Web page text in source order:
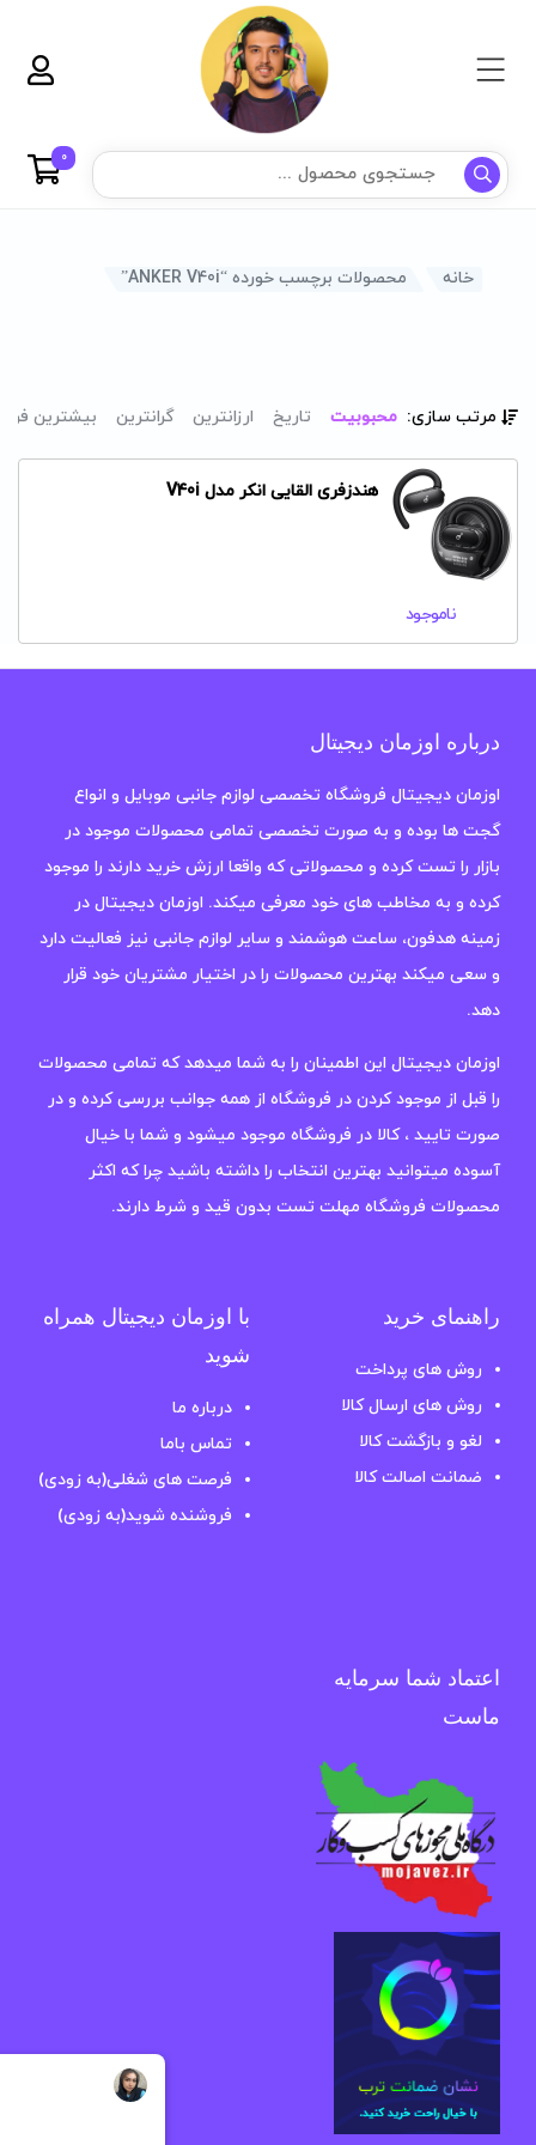
0
خانه محصولات برچسب خورده “ANKER V40i”
مرتب سازی: محبوبیت تاریخ ارزانترین گرانترین بیشترین
هندزفری القایی انکر مدل V40i
ناموجود
درباره اوزمان دیجیتال
اوزمان دیجیتال فروشگاه تخصصی لوازم جانبی موبایل و انواع
گجت ها بوده و به صورت تخصصی تمامی محصولات موجود در
بازار را تست کرده و محصولاتی که واقعا ارزش خرید دارند را موجود
کرده و به مخاطب های خود معرفی میکند. اوزمان دیجیتال در
زمینه هدفون، ساعت هوشمند و سایر لوازم جانبی نیز فعالیت دارد
و سعی میکند بهترین محصولات را در اختیار مشتریان خود قرار
دهد.
اوزمان دیجیتال این اطمینان را به شما میدهد که تمامی محصولات
را قبل از موجود کردن در فروشگاه از همه جوانب بررسی کرده و در
صورت تایید ، کالا در فروشگاه موجود میشود و شما با خیال
آسوده میتوانید بهترین انتخاب را داشته باشید چرا که اکثر
محصولات فروشگاه مهلت تست بدون قید و شرط دارند.
راهنمای خرید
روش های پرداخت
روش های ارسال کالا
لغو و بازگشت کالا
ضمانت اصالت کالا
با اوزمان دیجیتال همراه
شوید
درباره ما
تماس باما
فرصت های شغلی(به زودی)
فروشنده شوید(به زودی)
اعتماد شما سرمایه
ماست